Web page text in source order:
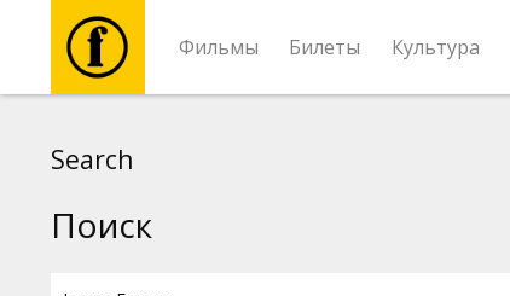
Фильмы Билеты Культура
Search
Поиск